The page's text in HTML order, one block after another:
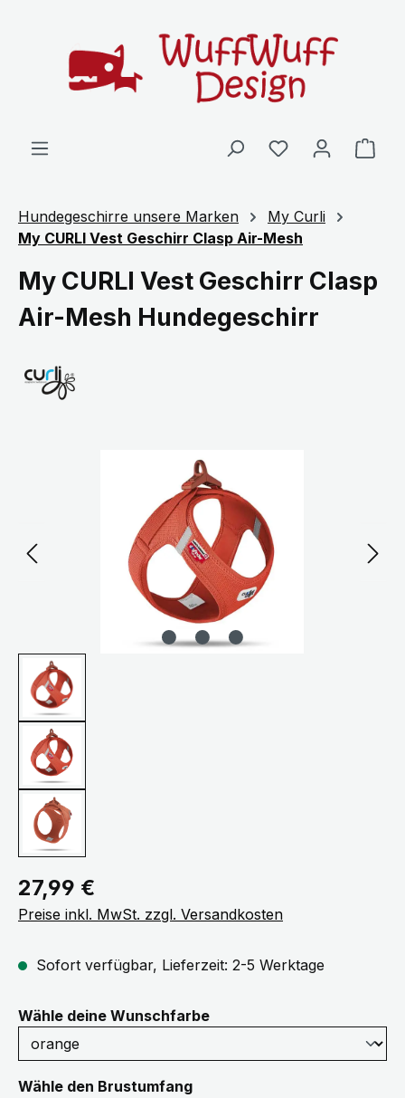
Hundegeschirre unsere Marken
My Curli
My CURLI Vest Geschirr Clasp Air-Mesh
My CURLI Vest Geschirr Clasp
Air-Mesh Hundegeschirr
Bildergalerie überspringen
Regulärer Preis:
27,99 €
Preise inkl. MwSt. zzgl. Versandkosten
Sofort verfügbar, Lieferzeit: 2-5 Werktage
Wähle deine Wunschfarbeauswählen
Wähle den Brustumfangauswählen